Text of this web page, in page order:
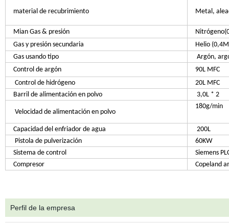
material de recubrimiento Metal,
Mian Gas & presión
Gas y presión secundaria
Helio
Gas usando tipo
Argón,
Control de argón
90L MFC
Control de hidrógeno
20L MFC
Barril de alimentación en polvo
3,0L * 2
Velocidad de alimentación en polvo
180g/min
Capacidad del enfriador de agua
200L
Pistola de pulverización
60KW
Sistema de control
Siemens
Compresor
Copeland
Perfil de la empresa